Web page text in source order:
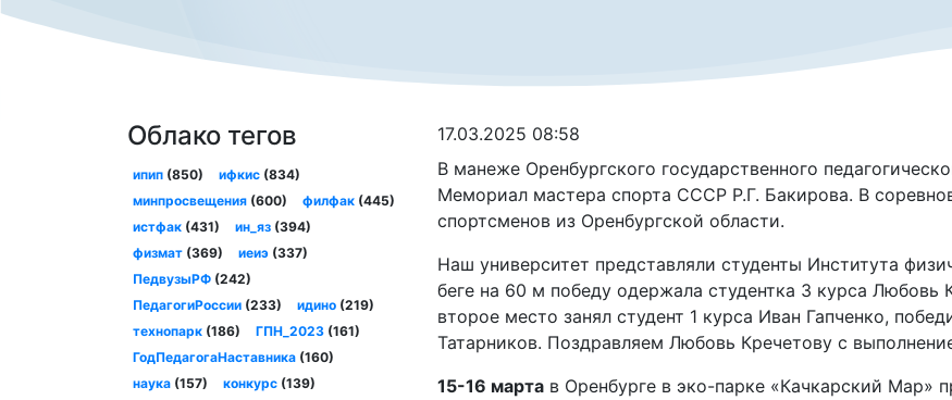
17.03.2025 08:58
В манеже Оренбургского государственного
Мемориал мастера спорта СССР Р.Г. Бакирова. В
спортсменов из Оренбургской области.
Наш университет представляли студенты Института
беге на 60 м победу одержала студентка 3 курса
второе место занял студент 1 курса Иван Гапченко,
Татарников. Поздравляем Любовь Кречетову с
15-16 марта в Оренбурге в эко-парке «Качкарский Мар»
Облако тегов
ипип(850) ифкис (834)
минпросвещения(600) филфак (445)
истфак(431) ин_яз (394)
физмат(369) иеиэ (337)
ПедвузыРФ(242)
ПедагогиРоссии(233) идино (219)
технопарк(186) ГПН_2023 (161)
ГодПедагогаНаставника(160)
наука(157) конкурс (139)